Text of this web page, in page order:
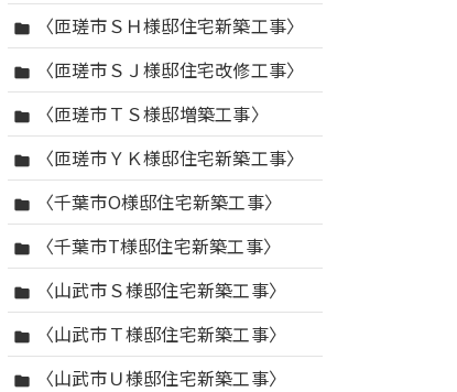
folder 〈匝瑳市ＳＨ様邸住宅新築工事〉
folder 〈匝瑳市ＳＪ様邸住宅改修工事〉
folder 〈匝瑳市ＴＳ様邸増築工事〉
folder 〈匝瑳市ＹＫ様邸住宅新築工事〉
folder 〈千葉市O様邸住宅新築工事〉
folder 〈千葉市T様邸住宅新築工事〉
folder 〈山武市Ｓ様邸住宅新築工事〉
folder 〈山武市Ｔ様邸住宅新築工事〉
folder 〈山武市Ｕ様邸住宅新築工事〉